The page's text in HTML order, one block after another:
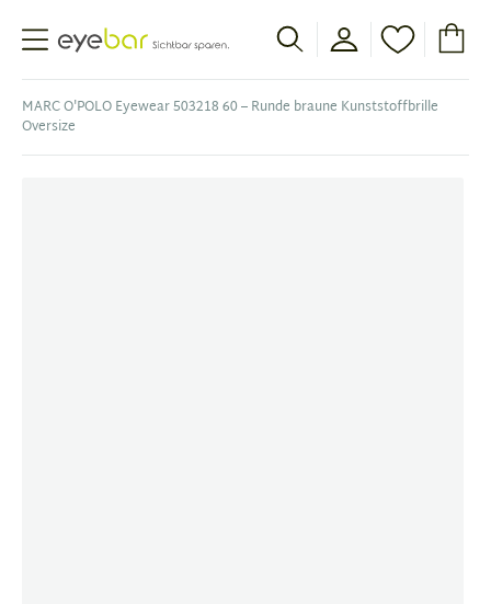
Abele Optic
MARC O'POLO Eyewear 503218 60 – Runde braune Kunststoffbrille
Oversize